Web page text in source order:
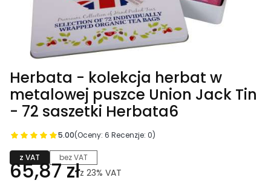
Herbata - kolekcja herbat w
metalowej puszce Union Jack Tin
- 72 saszetki Herbata6
5.00(Oceny: 6 Recenzje: 0)
z VAT bez VAT
65,87 złz 23% VAT